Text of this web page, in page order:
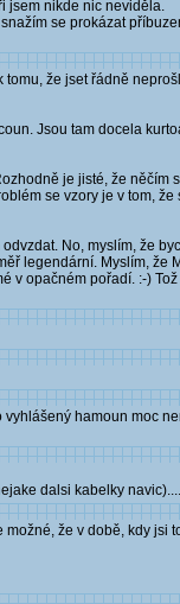
jsem nikde nic neviděla.
se prokázat
že jset řádně
Jsou tam docela
je jisté, že něčím
se vzory je v tom,
No, myslím, že
legendární. Myslím, že
opačném pořadí. :-)
hamoun moc
dalsi kabelky
že v době, kdy jsi